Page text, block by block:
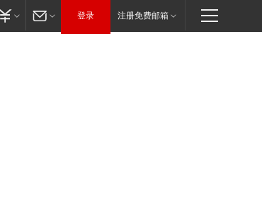
登录 注册免费邮箱